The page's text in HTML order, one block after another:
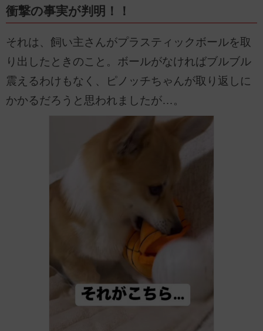
衝撃の事実が判明！！
それは、飼い主さんがプラスティックボールを取
り出したときのこと。ボールがなければブルブル
震えるわけもなく、ピノッチちゃんが取り返しに
かかるだろうと思われましたが…。